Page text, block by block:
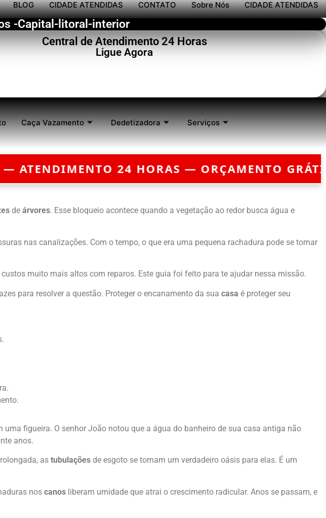
BLOG CIDADE ATENDIDAS CONTATO Sobre Nós CIDADE ATENDIDAS
-Capital-litoral-interior
Central de Atendimento 24 Horas
Ligue Agora
Caça Vazamento Dedetizadora Serviços
HORAS — ORÇAMENTO GRÁTIS —
de árvores. Esse bloqueio acontece quando a vegetação ao redor busca água e
nas canalizações. Com o tempo, o que era uma pequena rachadura pode se tornar
muito mais altos com reparos. Este guia foi feito para te ajudar nessa missão.
para resolver a questão. Proteger o encanamento da sua casa é proteger seu
figueira. O senhor João notou que a água do banheiro de sua casa antiga não
anos.
as tubulações de esgoto se tornam um verdadeiro oásis para elas. É um
nos canos liberam umidade que atrai o crescimento radicular. Anos se passam, e